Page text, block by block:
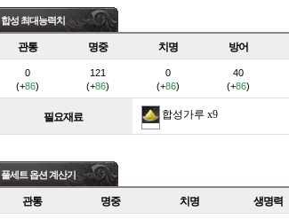
합성 최대능력치
관통 명중 치명 방어
0
(+86)
121
(+86)
0
(+86)
40
(+86)
필요재료 합성가루 x9
풀세트 옵션 계산기
관통 명중 치명 생명력